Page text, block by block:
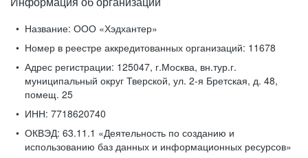
Название: ООО «Хэдхантер»
Номер в реестре аккредитованных организаций: 11678
Адрес регистрации: 125047, г.Москва, вн.тур.г.
муниципальный округ Тверской, ул. 2-я Бретская, д. 48,
помещ. 25
ИНН: 7718620740
ОКВЭД: 63.11.1 «Деятельность по созданию и
использованию баз данных и информационных ресурсов»